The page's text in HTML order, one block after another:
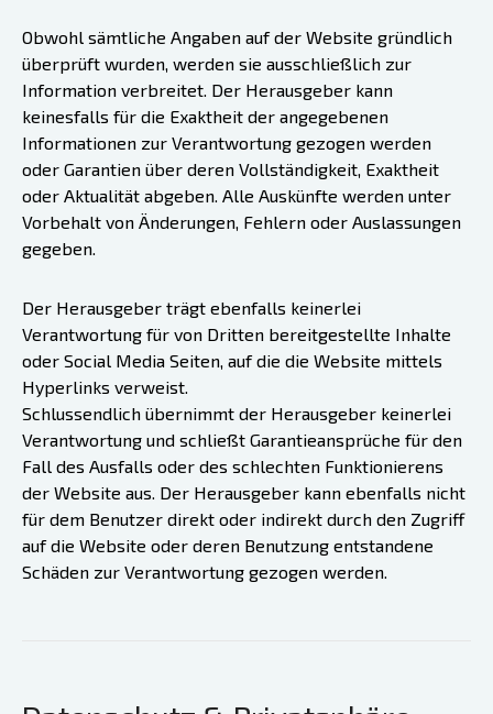
Obwohl sämtliche Angaben auf der Website gründlich
überprüft wurden, werden sie ausschließlich zur
Information verbreitet. Der Herausgeber kann
keinesfalls für die Exaktheit der angegebenen
Informationen zur Verantwortung gezogen werden
oder Garantien über deren Vollständigkeit, Exaktheit
oder Aktualität abgeben. Alle Auskünfte werden unter
Vorbehalt von Änderungen, Fehlern oder Auslassungen
gegeben.
Der Herausgeber trägt ebenfalls keinerlei
Verantwortung für von Dritten bereitgestellte Inhalte
oder Social Media Seiten, auf die die Website mittels
Hyperlinks verweist.
Schlussendlich übernimmt der Herausgeber keinerlei
Verantwortung und schließt Garantieansprüche für den
Fall des Ausfalls oder des schlechten Funktionierens
der Website aus. Der Herausgeber kann ebenfalls nicht
für dem Benutzer direkt oder indirekt durch den Zugriff
auf die Website oder deren Benutzung entstandene
Schäden zur Verantwortung gezogen werden.